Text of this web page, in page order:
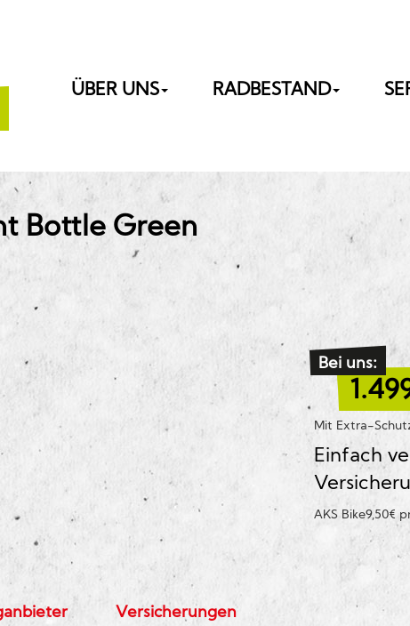
ÜBER UNS RADBESTAND
Bottle Green
Bei uns:
Mit Extra-
Einfach
AKS Bike9,50€
Versicherungen